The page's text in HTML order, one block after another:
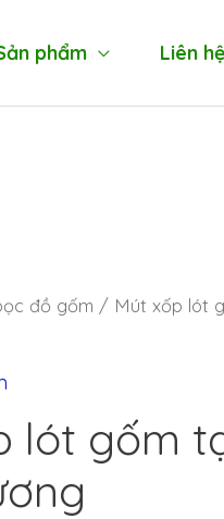
phẩm Liên hệ
đồ gốm / Mút xốp lót
lót gốm